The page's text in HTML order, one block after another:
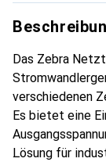
Das Zebra
verschiedenen
Es bietet eine
Lösung für